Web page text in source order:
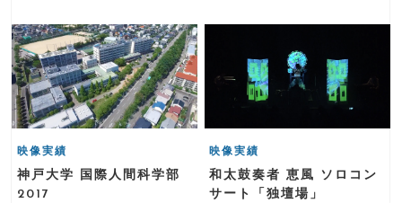
映像実績
神戸大学 国際人間科学部
2017
映像実績
和太鼓奏者 恵風 ソロコン
サート「独壇場」